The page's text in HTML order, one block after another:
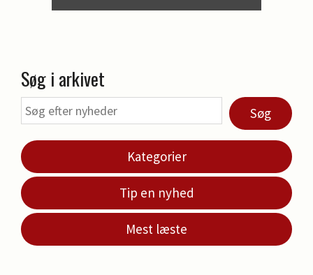
Søg i arkivet
Søg
Kategorier
Tip en nyhed
Mest læste